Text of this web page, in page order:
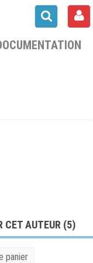
CET AUTEUR (5)
panier